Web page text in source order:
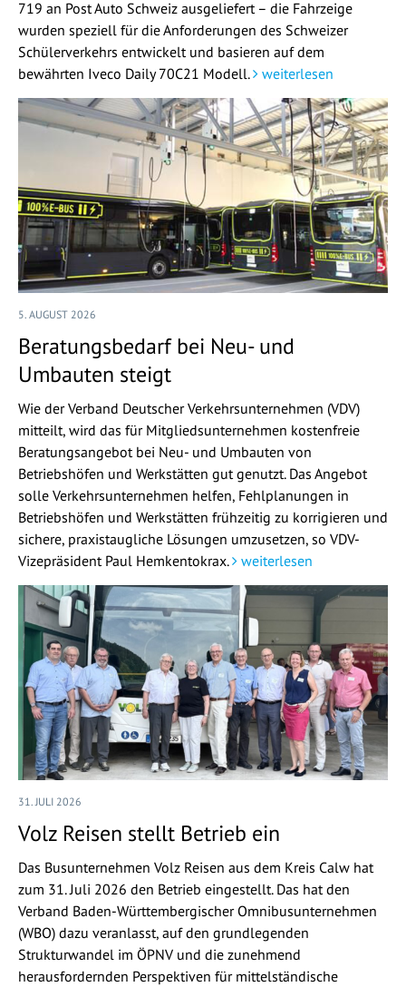
719 an Post Auto Schweiz ausgeliefert – die Fahrzeige
wurden speziell für die Anforderungen des Schweizer
Schülerverkehrs entwickelt und basieren auf dem
bewährten Iveco Daily 70C21 Modell.
weiterlesen
5. AUGUST 2026
Beratungsbedarf bei Neu- und
Umbauten steigt
Wie der Verband Deutscher Verkehrsunternehmen (VDV)
mitteilt, wird das für Mitgliedsunternehmen kostenfreie
Beratungsangebot bei Neu- und Umbauten von
Betriebshöfen und Werkstätten gut genutzt. Das Angebot
solle Verkehrsunternehmen helfen, Fehlplanungen in
Betriebshöfen und Werkstätten frühzeitig zu korrigieren und
sichere, praxistaugliche Lösungen umzusetzen, so VDV-
Vizepräsident Paul Hemkentokrax.
weiterlesen
31. JULI 2026
Volz Reisen stellt Betrieb ein
Das Busunternehmen Volz Reisen aus dem Kreis Calw hat
zum 31. Juli 2026 den Betrieb eingestellt. Das hat den
Verband Baden-Württembergischer Omnibusunternehmen
(WBO) dazu veranlasst, auf den grundlegenden
Strukturwandel im ÖPNV und die zunehmend
herausfordernden Perspektiven für mittelständische